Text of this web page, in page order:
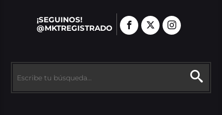
¡SEGUINOS!
@MKTREGISTRADO